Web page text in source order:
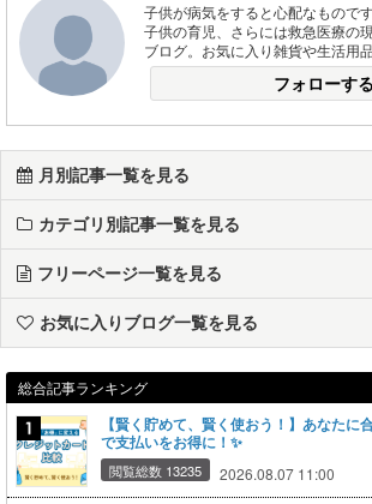
子供が病気をすると心配なもので
子供の育児、さらには救急医療の
ブログ。お気に入り雑貨や生活用品
フォローする
月別記事一覧を見る
カテゴリ別記事一覧を見る
フリーページ一覧を見る
お気に入りブログ一覧を見る
総合記事ランキング
【賢く貯めて、賢く使おう！】あなたに
で支払いをお得に！✨
閲覧総数 13235 2026.08.07 11:00